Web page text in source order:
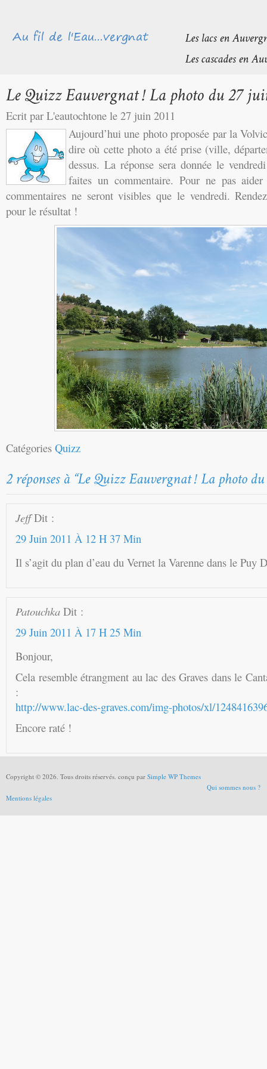
Ecrit par L'eautochtone le 27 juin 2011
Aujourd’hui une photo proposée par la
dire où cette photo a été prise (ville,
dessus. La réponse sera donnée le
faites un commentaire. Pour ne pas
commentaires ne seront visibles que le vendredi.
pour le résultat !
Catégories Quizz
Jeff Dit :
29 Juin 2011 À 12 H 37 Min
Il s’agit du plan d’eau du Vernet la Varenne dans le Puy
Patouchka Dit :
29 Juin 2011 À 17 H 25 Min
Bonjour,
Cela resemble étrangment au lac des Graves dans le
:
http://www.lac-des-graves.com/img-photos/xl/
Encore raté !
Copyright © 2026. Tous droits réservés. conçu par Simple WP Themes
Qui sommes nous ?
Mentions légales